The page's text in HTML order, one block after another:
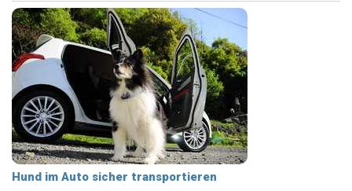
Hund im Auto sicher transportieren